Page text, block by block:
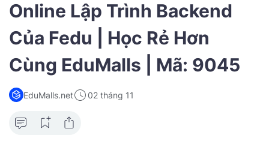
Online Lập Trình Backend
Của Fedu | Học Rẻ Hơn
Cùng EduMalls | Mã: 9045
EduMalls.net 02 tháng 11